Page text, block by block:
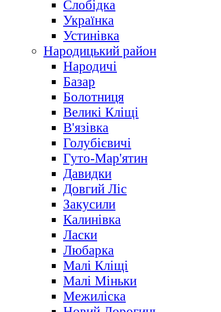
Слобідка
Українка
Устинівка
Народицький район
Народичі
Базар
Болотниця
Великі Кліщі
В'язівка
Голубієвичі
Гуто-Мар'ятин
Давидки
Довгий Ліс
Закусили
Калинівка
Ласки
Любарка
Малі Кліщі
Малі Міньки
Межиліска